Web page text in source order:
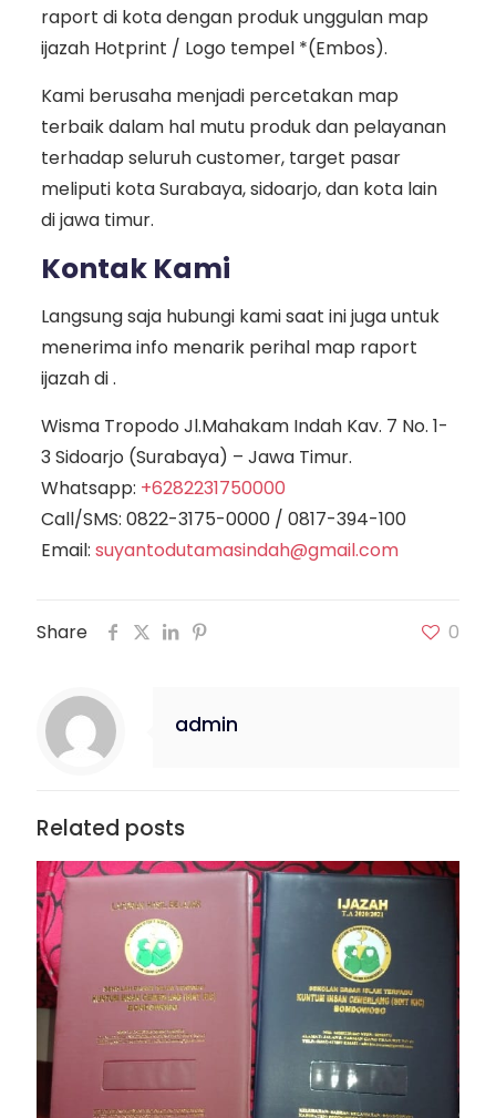
raport di kota dengan produk unggulan map
ijazah Hotprint / Logo tempel *(Embos).
Kami berusaha menjadi percetakan map
terbaik dalam hal mutu produk dan pelayanan
terhadap seluruh customer, target pasar
meliputi kota Surabaya, sidoarjo, dan kota lain
di jawa timur.
Kontak Kami
Langsung saja hubungi kami saat ini juga untuk
menerima info menarik perihal map raport
ijazah di .
Wisma Tropodo Jl.Mahakam Indah Kav. 7 No. 1-
3 Sidoarjo (Surabaya) – Jawa Timur.
Whatsapp: +6282231750000
Call/SMS: 0822-3175-0000/ 0817-394-100
Email: suyantodutamasindah@gmail.com
Share 0
admin
Related posts